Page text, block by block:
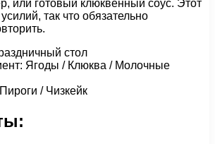
или готовый клюквенный соус. Этот
так что обязательно
стол
Ягоды / Клюква / Молочные
/ Чизкейк